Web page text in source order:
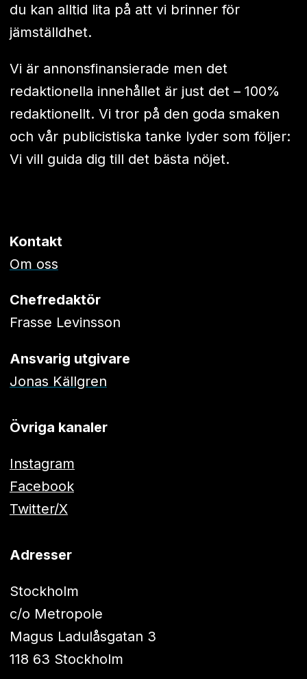
du kan alltid lita på att vi brinner för
jämställdhet.
Vi är annonsfinansierade men det
redaktionella innehållet är just det – 100%
redaktionellt. Vi tror på den goda smaken
och vår publicistiska tanke lyder som följer:
Vi vill guida dig till det bästa nöjet.
Kontakt
Om oss
Chefredaktör
Frasse Levinsson
Ansvarig utgivare
Jonas Källgren
Övriga kanaler
Instagram
Facebook
Twitter/X
Adresser
Stockholm
c/o Metropole
Magus Ladulåsgatan 3
118 63 Stockholm